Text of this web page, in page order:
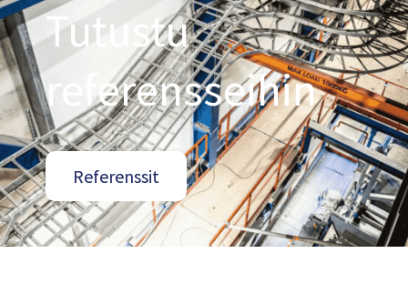
Tutustu
referensseihin
Referenssit